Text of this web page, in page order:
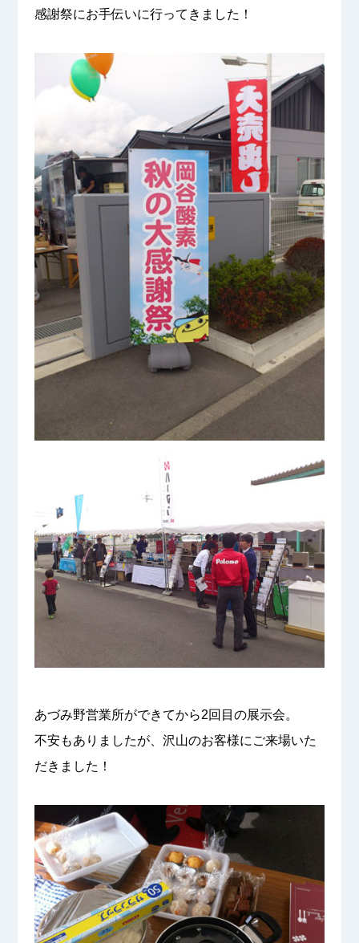
感謝祭にお手伝いに行ってきました！
あづみ野営業所ができてから2回目の展示会。
不安もありましたが、沢山のお客様にご来場いた
だきました！